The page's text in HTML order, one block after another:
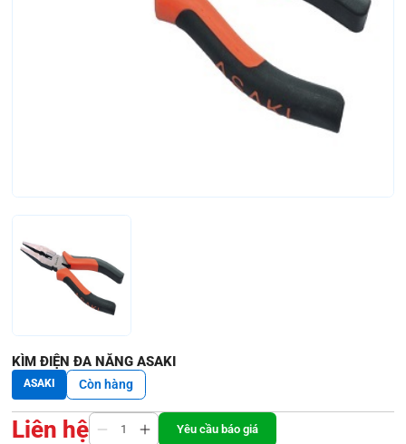
KÌM ĐIỆN ĐA NĂNG ASAKI
ASAKI Còn hàng
Liên hệ
Yêu cầu báo giá